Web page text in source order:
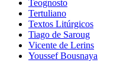
Teognosto
Tertuliano
Textos Litúrgicos
Tiago de Saroug
Vicente de Lerins
Youssef Bousnaya